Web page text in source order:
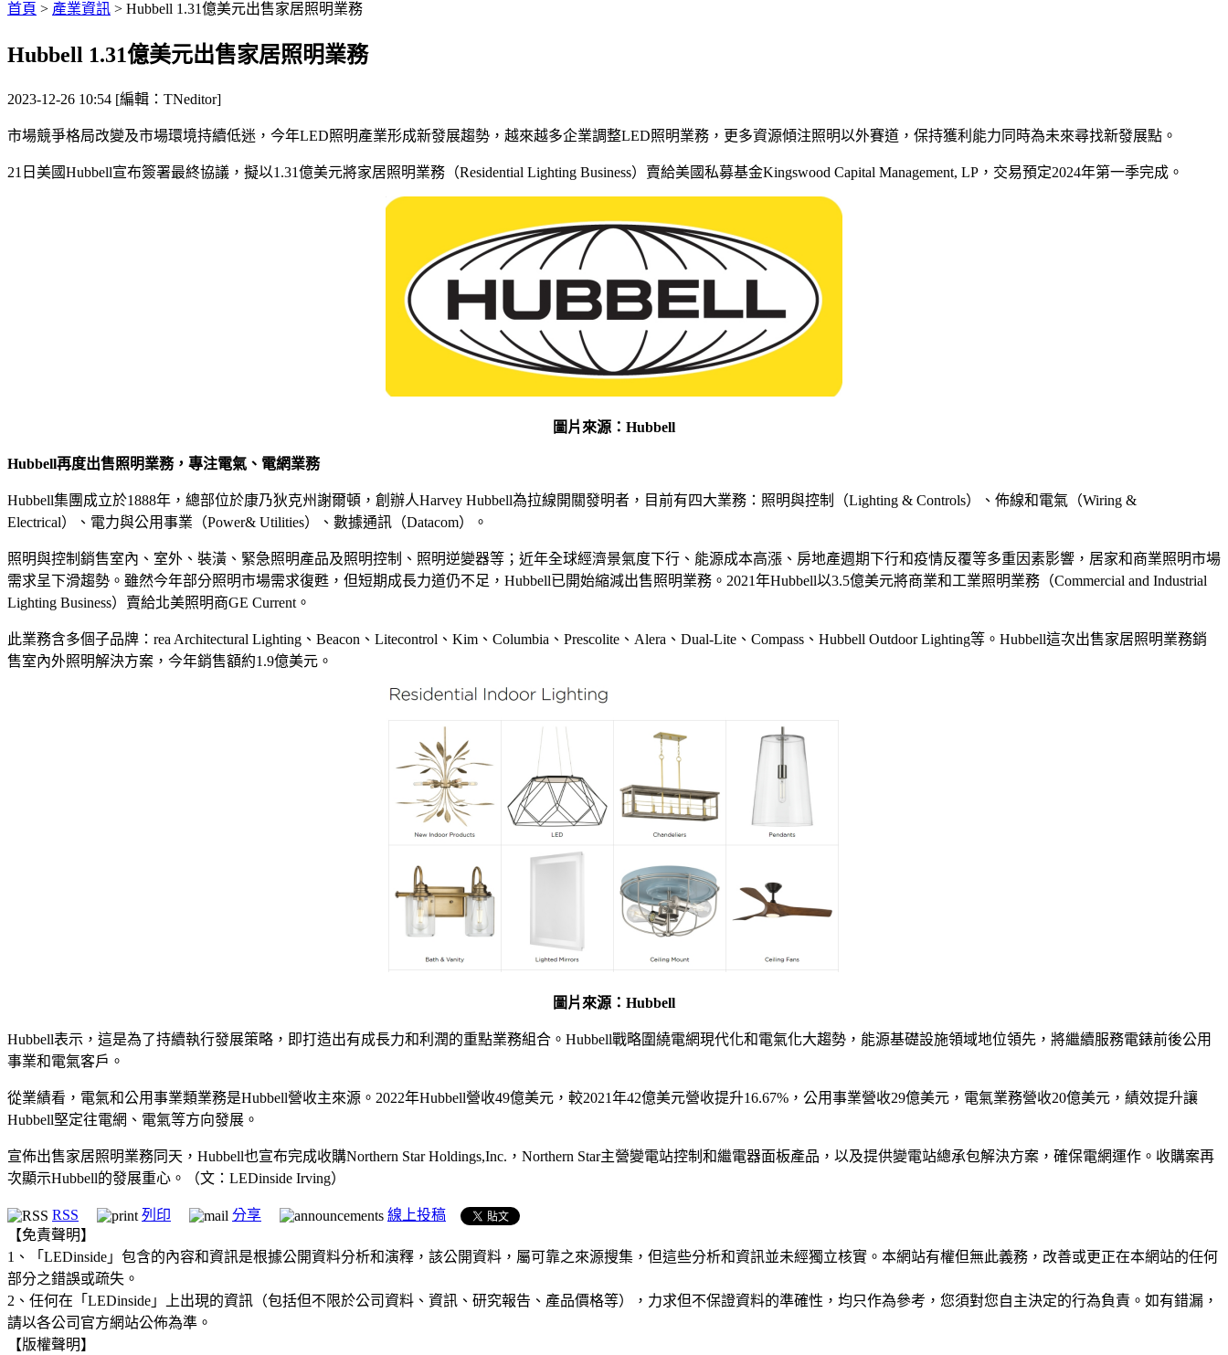
首頁 > 產業資訊 > Hubbell 1.31億美元出售家居照明業務
Hubbell 1.31億美元出售家居照明業務
2023-12-26 10:54 [編輯：TNeditor]
市場競爭格局改變及市場環境持續低迷，今年LED照明產業形成新發展趨勢，越來越多企業調整LED照明業務，更多資源傾注照明以外賽道，保持獲利能力同時為未來尋找新發展點。
21日美國Hubbell宣布簽署最終協議，擬以1.31億美元將家居照明業務（Residential Lighting Business）賣給美國私募基金Kingswood Capital Management, LP，交易預定2024年第一季完成。
圖片來源：Hubbell
Hubbell再度出售照明業務，專注電氣、電網業務
Hubbell集團成立於1888年，總部位於康乃狄克州謝爾頓，創辦人Harvey Hubbell為拉線開關發明者，目前有四大業務：照明與控制（Lighting & Controls）、佈線和電氣（Wiring &
Electrical）、電力與公用事業（Power& Utilities）、數據通訊（Datacom）。
照明與控制銷售室內、室外、裝潢、緊急照明產品及照明控制、照明逆變器等；近年全球經濟景氣度下行、能源成本高漲、房地產週期下行和疫情反覆等多重因素影響，居家和商業照明市場
需求呈下滑趨勢。雖然今年部分照明市場需求復甦，但短期成長力道仍不足，Hubbell已開始縮減出售照明業務。2021年Hubbell以3.5億美元將商業和工業照明業務（Commercial and Industrial
Lighting Business）賣給北美照明商GE Current。
此業務含多個子品牌：rea Architectural Lighting、Beacon、Litecontrol、Kim、Columbia、Prescolite、Alera、Dual-Lite、Compass、Hubbell Outdoor Lighting等。Hubbell這次出售家居照明業務銷
售室內外照明解決方案，今年銷售額約1.9億美元。
圖片來源：Hubbell
Hubbell表示，這是為了持續執行發展策略，即打造出有成長力和利潤的重點業務組合。Hubbell戰略圍繞電網現代化和電氣化大趨勢，能源基礎設施領域地位領先，將繼續服務電錶前後公用
事業和電氣客戶。
從業績看，電氣和公用事業類業務是Hubbell營收主來源。2022年Hubbell營收49億美元，較2021年42億美元營收提升16.67%，公用事業營收29億美元，電氣業務營收20億美元，績效提升讓
Hubbell堅定往電網、電氣等方向發展。
宣佈出售家居照明業務同天，Hubbell也宣布完成收購Northern Star Holdings,Inc.，Northern Star主營變電站控制和繼電器面板產品，以及提供變電站總承包解決方案，確保電網運作。收購案再
次顯示Hubbell的發展重心。（文：LEDinside Irving）
RSS 列印 分享
線上投稿
【免責聲明】
1、「LEDinside」包含的內容和資訊是根據公開資料分析和演釋，該公開資料，屬可靠之來源搜集，但這些分析和資訊並未經獨立核實。本網站有權但無此義務，改善或更正在本網站的任何
部分之錯誤或疏失。
2、任何在「LEDinside」上出現的資訊（包括但不限於公司資料、資訊、研究報告、產品價格等），力求但不保證資料的準確性，均只作為參考，您須對您自主決定的行為負責。如有錯漏，
請以各公司官方網站公佈為準。
【版權聲明】